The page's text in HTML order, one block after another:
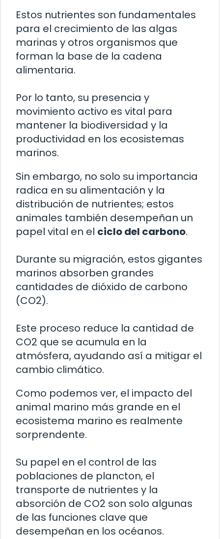
Estos nutrientes son fundamentales
para el crecimiento de las algas
marinas y otros organismos que
forman la base de la cadena
alimentaria.
Por lo tanto, su presencia y
movimiento activo es vital para
mantener la biodiversidad y la
productividad en los ecosistemas
marinos.
Sin embargo, no solo su importancia
radica en su alimentación y la
distribución de nutrientes; estos
animales también desempeñan un
papel vital en el ciclo del carbono.
Durante su migración, estos gigantes
marinos absorben grandes
cantidades de dióxido de carbono
(CO2).
Este proceso reduce la cantidad de
CO2 que se acumula en la
atmósfera, ayudando así a mitigar el
cambio climático.
Como podemos ver, el impacto del
animal marino más grande en el
ecosistema marino es realmente
sorprendente.
Su papel en el control de las
poblaciones de plancton, el
transporte de nutrientes y la
absorción de CO2 son solo algunas
de las funciones clave que
desempeñan en los océanos.